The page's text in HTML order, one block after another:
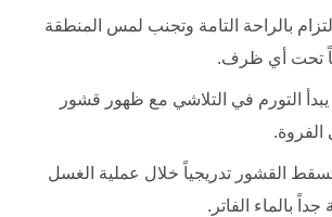
بالراحة التامة وتجنب لمس المنطقة
تحت أي ظرف.
يبدأ التورم في التلاشي مع ظهور قشور
القشور تدريجياً خلال عملية الغسل
جداً بالماء الفاتر.